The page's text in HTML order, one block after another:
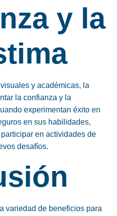
y la
y académicas, la
la confianza y la
experimentan éxito en
en sus habilidades,
en actividades de
desafíos.
variedad de beneficios para